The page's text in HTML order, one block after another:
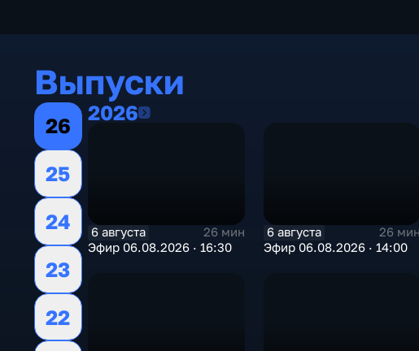
Выпуски
26
25
24
23
22
20262026
6 августа
26 мин
Эфир 06.08.2026 · 16:30
6 августа
26 мин
Эфир 06.08.2026 · 14:00